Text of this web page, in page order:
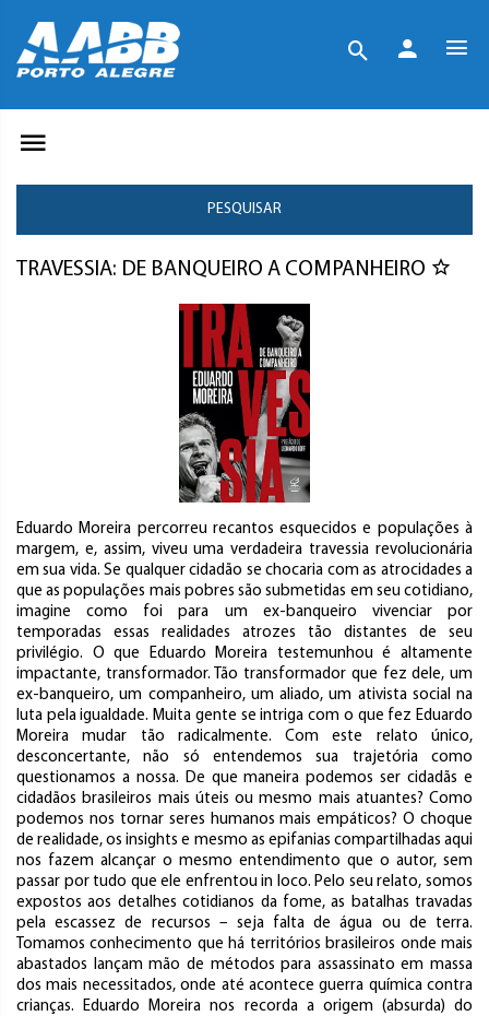
PESQUISAR
TRAVESSIA: DE BANQUEIRO A COMPANHEIRO
Eduardo Moreira percorreu recantos esquecidos e populações à
margem, e, assim, viveu uma verdadeira travessia revolucionária
em sua vida. Se qualquer cidadão se chocaria com as atrocidades a
que as populações mais pobres são submetidas em seu cotidiano,
imagine como foi para um ex-banqueiro vivenciar por
temporadas essas realidades atrozes tão distantes de seu
privilégio. O que Eduardo Moreira testemunhou é altamente
impactante, transformador. Tão transformador que fez dele, um
ex-banqueiro, um companheiro, um aliado, um ativista social na
luta pela igualdade. Muita gente se intriga com o que fez Eduardo
Moreira mudar tão radicalmente. Com este relato único,
desconcertante, não só entendemos sua trajetória como
questionamos a nossa. De que maneira podemos ser cidadãs e
cidadãos brasileiros mais úteis ou mesmo mais atuantes? Como
podemos nos tornar seres humanos mais empáticos? O choque
de realidade, os insights e mesmo as epifanias compartilhadas aqui
nos fazem alcançar o mesmo entendimento que o autor, sem
passar por tudo que ele enfrentou in loco. Pelo seu relato, somos
expostos aos detalhes cotidianos da fome, as batalhas travadas
pela escassez de recursos – seja falta de água ou de terra.
Tomamos conhecimento que há territórios brasileiros onde mais
abastados lançam mão de métodos para assassinato em massa
dos mais necessitados, onde até acontece guerra química contra
crianças. Eduardo Moreira nos recorda a origem (absurda) do